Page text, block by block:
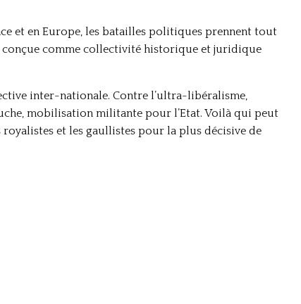
et en Europe, les batailles politiques prennent tout
comme collectivité historique et juridique
inter-nationale. Contre l’ultra-libéralisme,
mobilisation militante pour l’Etat. Voilà qui peut
et les gaullistes pour la plus décisive de